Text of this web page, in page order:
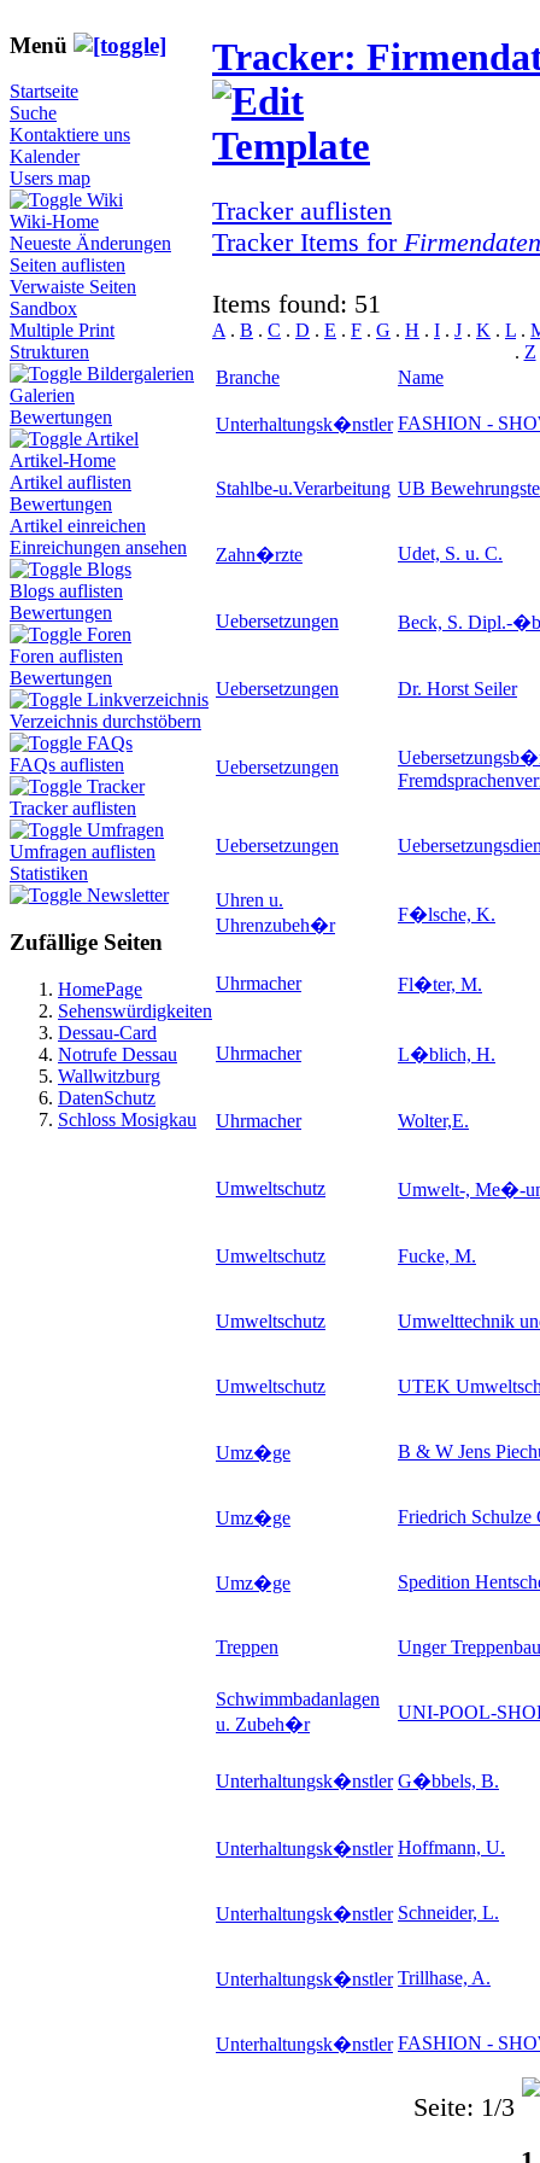
Menü
Startseite
Suche
Kontaktiere uns
Kalender
Users map
Wiki
Wiki-Home
Neueste Änderungen
Seiten auflisten
Verwaiste Seiten
Sandbox
Multiple Print
Strukturen
Bildergalerien
Galerien
Bewertungen
Artikel
Artikel-Home
Artikel auflisten
Bewertungen
Artikel einreichen
Einreichungen ansehen
Blogs
Blogs auflisten
Bewertungen
Foren
Foren auflisten
Bewertungen
Linkverzeichnis
Verzeichnis durchstöbern
FAQs
FAQs auflisten
Tracker
Tracker auflisten
Umfragen
Umfragen auflisten
Statistiken
Newsletter
Zufällige Seiten
HomePage
Sehenswürdigkeiten
Dessau-Card
Notrufe Dessau
Wallwitzburg
DatenSchutz
Schloss Mosigkau
Tracker:
Tracker auflisten
Tracker Items for
Items found: 51
A . B . C . D . E . F . G . H . I . J . K . L .
. Z
Branche
Name
Unterhaltungsk�nstler FASHION -
Stahlbe-u.Verarbeitung UB
Zahn�rzte Udet, S. u. C.
Uebersetzungen Beck, S. Dipl.-
Uebersetzungen Dr. Horst Seiler
Uebersetzungen
Uebersetzungen
Uhren u.
Uhrenzubeh�r
F�lsche, K.
Uhrmacher Fl�ter, M.
Uhrmacher L�blich, H.
Uhrmacher Wolter,E.
Umweltschutz Umwelt-, Me�-
Umweltschutz Fucke, M.
Umweltschutz Umwelttechnik
Umweltschutz UTEK
Umz�ge B & W Jens
Umz�ge Friedrich Schulze
Umz�ge Spedition
Treppen Unger Treppenbau
Schwimmbadanlagen
u. Zubeh�r
UNI-POOL-
Unterhaltungsk�nstler G�bbels, B.
Unterhaltungsk�nstler Hoffmann, U.
Unterhaltungsk�nstler Schneider, L.
Unterhaltungsk�nstler Trillhase, A.
Unterhaltungsk�nstler FASHION -
Seite: 1/3